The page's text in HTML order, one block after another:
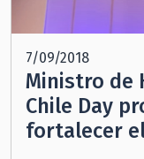
7/09/2018
Ministro de
Chile Day
fortalecer